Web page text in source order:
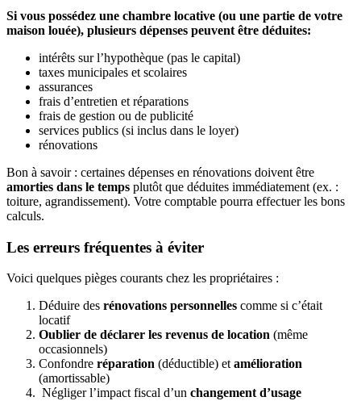
Si vous possédez une chambre locative (ou une partie de votre
maison louée), plusieurs dépenses peuvent être déduites:
intérêts sur l’hypothèque (pas le capital)
taxes municipales et scolaires
assurances
frais d’entretien et réparations
frais de gestion ou de publicité
services publics (si inclus dans le loyer)
rénovations
Bon à savoir : certaines dépenses en rénovations doivent être
amorties dans le temps plutôt que déduites immédiatement (ex. :
toiture, agrandissement). Votre comptable pourra effectuer les bons
calculs.
Les erreurs fréquentes à éviter
Voici quelques pièges courants chez les propriétaires :
Déduire des rénovations personnelles comme si c’était
locatif
Oublier de déclarer les revenus de location (même
occasionnels)
Confondre réparation (déductible) et amélioration
(amortissable)
Négliger l’impact fiscal d’un changement d’usage